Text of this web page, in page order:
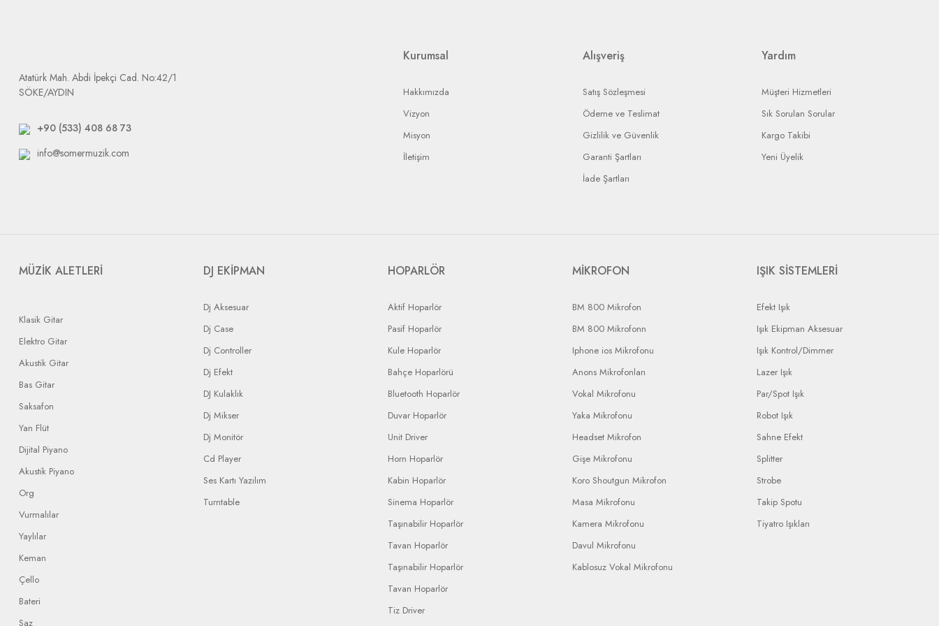
Dikkat etmeniz gerek durum: tarafımıza yapılacak bütün gönderilerin anlaşmalı olduğumuz kargo firmaları ile yapılması gerekir.
Atatürk Mah. Abdi İpekçi Cad. No:42/1
SÖKE/AYDIN
+90 (533) 408 68 73
info@somermuzik.com
Kurumsal
Hakkımızda
Vizyon
Misyon
İletişim
Alışveriş
Satış Sözleşmesi
Ödeme ve Teslimat
Gizlilik ve Güvenlik
Garanti Şartları
İade Şartları
Yardım
Müşteri Hizmetleri
Sık Sorulan Sorular
Kargo Takibi
Yeni Üyelik
MÜZİK ALETLERİ
Klasik Gitar
Elektro Gitar
Akustik Gitar
Bas Gitar
Saksafon
Yan Flüt
Dijital Piyano
Akustik Piyano
Org
Vurmalılar
Yaylılar
Keman
Çello
Bateri
Saz
DJ EKİPMAN
Dj Aksesuar
Dj Case
Dj Controller
Dj Efekt
DJ Kulaklık
Dj Mikser
Dj Monitör
Cd Player
Ses Kartı Yazılım
Turntable
HOPARLÖR
Aktif Hoparlör
Pasif Hoparlör
Kule Hoparlör
Bahçe Hoparlörü
Bluetooth Hoparlör
Duvar Hoparlör
Unit Driver
Horn Hoparlör
Kabin Hoparlör
Sinema Hoparlör
Taşınabilir Hoparlör
Tavan Hoparlör
Taşınabilir Hoparlör
Tavan Hoparlör
Tiz Driver
MİKROFON
BM 800 Mikrofon
BM 800 Mikrofonn
Iphone ios Mikrofonu
Anons Mikrofonları
Vokal Mikrofonu
Yaka Mikrofonu
Headset Mikrofon
Gişe Mikrofonu
Koro Shoutgun Mikrofon
Masa Mikrofonu
Kamera Mikrofonu
Davul Mikrofonu
Kablosuz Vokal Mikrofonu
IŞIK SİSTEMLERİ
Efekt Işık
Işık Ekipman Aksesuar
Işık Kontrol/Dimmer
Lazer Işık
Par/Spot Işık
Robot Işık
Sahne Efekt
Splitter
Strobe
Takip Spotu
Tiyatro Işıkları